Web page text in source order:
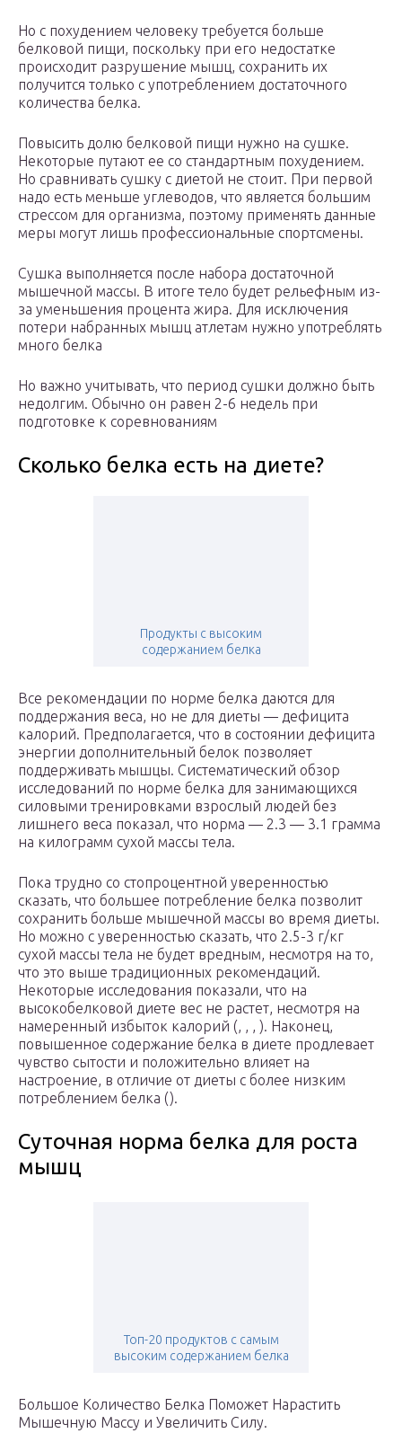
Но с похудением человеку требуется больше
белковой пищи, поскольку при его недостатке
происходит разрушение мышц, сохранить их
получится только с употреблением достаточного
количества белка.
Повысить долю белковой пищи нужно на сушке.
Некоторые путают ее со стандартным похудением.
Но сравнивать сушку с диетой не стоит. При первой
надо есть меньше углеводов, что является большим
стрессом для организма, поэтому применять данные
меры могут лишь профессиональные спортсмены.
Сушка выполняется после набора достаточной
мышечной массы. В итоге тело будет рельефным из-
за уменьшения процента жира. Для исключения
потери набранных мышц атлетам нужно употреблять
много белка
Но важно учитывать, что период сушки должно быть
недолгим. Обычно он равен 2-6 недель при
подготовке к соревнованиям
Сколько белка есть на диете?
Продукты с высоким
содержанием белка
Все рекомендации по норме белка даются для
поддержания веса, но не для диеты — дефицита
калорий. Предполагается, что в состоянии дефицита
энергии дополнительный белок позволяет
поддерживать мышцы. Систематический обзор
исследований по норме белка для занимающихся
силовыми тренировками взрослый людей без
лишнего веса показал, что норма — 2.3 — 3.1 грамма
на килограмм сухой массы тела.
Пока трудно со стопроцентной уверенностью
сказать, что большее потребление белка позволит
сохранить больше мышечной массы во время диеты.
Но можно с уверенностью сказать, что 2.5-3 г/кг
сухой массы тела не будет вредным, несмотря на то,
что это выше традиционных рекомендаций.
Некоторые исследования показали, что на
высокобелковой диете вес не растет, несмотря на
намеренный избыток калорий (, , , ). Наконец,
повышенное содержание белка в диете продлевает
чувство сытости и положительно влияет на
настроение, в отличие от диеты с более низким
потреблением белка ().
Суточная норма белка для роста
мышц
Топ-20 продуктов с самым
высоким содержанием белка
Большое Количество Белка Поможет Нарастить
Мышечную Массу и Увеличить Силу.